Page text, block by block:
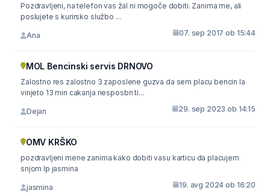
Pozdravljeni, na telefon vas žal ni mogoče dobiti. Zanima me, ali
poslujete s kurirsko službo ...
Ana 07. sep 2017 ob 15:44
MOL Bencinski servis DRNOVO
Zalostno res zalostno 3 zaposlene guzva da sem placu bencin la
vinjeto 13 min cakanja nesposbn ti...
Dejan 29. sep 2023 ob 14:15
OMV KRŠKO
pozdravljeni mene zanima kako dobiti vasu karticu da placujem
snjom lp jasmina
jasmina 19. avg 2024 ob 16:20